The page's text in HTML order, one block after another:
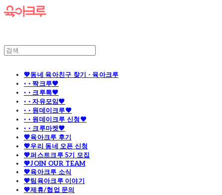
💖동네 육아친구 찾기 - 육아크루
· · 짝크루🧡
· · 크루톡🧡
· · 자유모임🧡
· · 원데이크루🧡
· · 원데이크루 신청🧡
· · 크루마켓🧡
💖육아크루 후기
💖우리 동네 오픈 신청
💖퍼스트크루 5기 모집
💖JOIN OUR TEAM
💖육아크루 소식
💖팀육아크루 이야기
💖제휴/협업 문의